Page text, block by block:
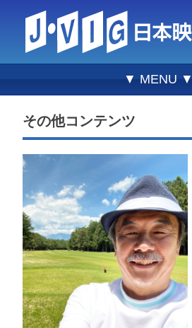
▼ MENU ▼
その他コンテンツ